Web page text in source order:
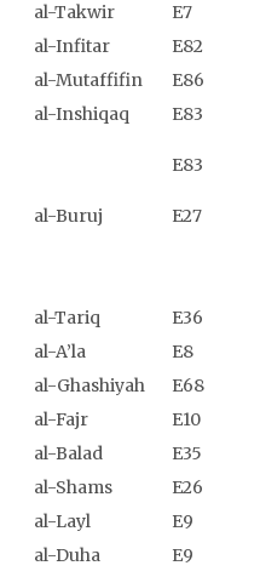
al-Takwir
E7
al-Infitar
E82
al-Mutaffifin
E86
al-Inshiqaq E83
E83
al-Buruj
E27
al-Tariq
E36
al-A’la
E8
al-Ghashiyah
E68
al-Fajr
E10
al-Balad
E35
al-Shams
E26
al-Layl
E9
al-Duha
E9